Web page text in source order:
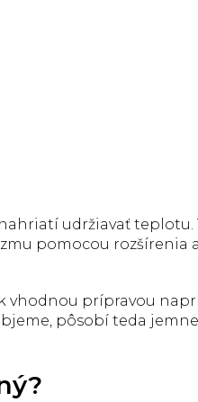
udržiavať
pomocou rozšírenia
vhodnou prípravou
pôsobí teda